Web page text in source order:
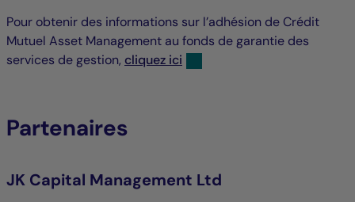
Pour obtenir des informations sur l’adhésion de Crédit
Mutuel Asset Management au fonds de garantie des
services de gestion, cliquez ici
Partenaires
JK Capital Management Ltd